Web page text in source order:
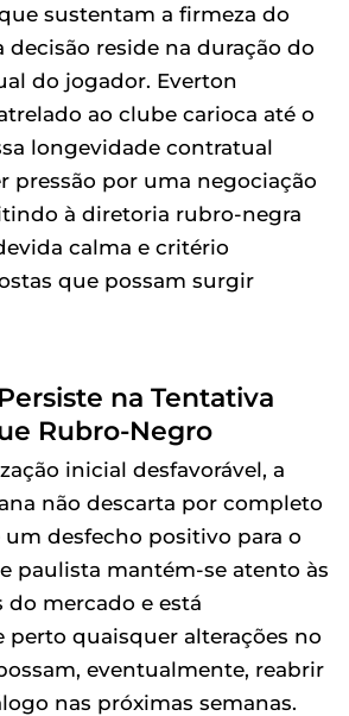
sustentam a firmeza do
decisão reside na duração do
do jogador. Everton
ao clube carioca até o
longevidade contratual
pressão por uma negociação
à diretoria rubro-negra
calma e critério
que possam surgir
na Tentativa
Rubro-Negro
inicial desfavorável, a
não descarta por completo
desfecho positivo para o
paulista mantém-se atento às
mercado e está
perto quaisquer alterações no
eventualmente, reabrir
nas próximas semanas.